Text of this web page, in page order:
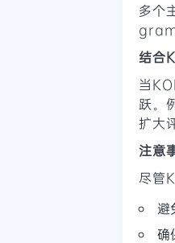
多个
gram
结合
当
跃。
扩大
注意
尽管
避
确